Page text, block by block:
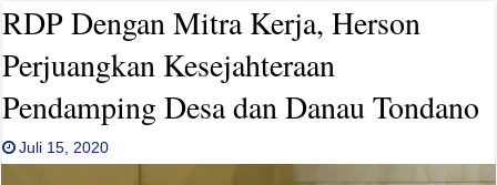
RDP Dengan Mitra Kerja, Herson
Perjuangkan Kesejahteraan
Pendamping Desa dan Danau Tondano
Juli 15, 2020